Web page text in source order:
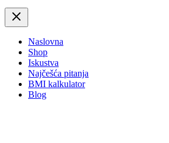
Naslovna
Shop
Iskustva
Najčešća pitanja
BMI kalkulator
Blog